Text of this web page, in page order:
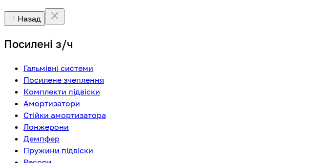
Назад
Посилені з/ч
Гальмівні системи
Посилене зчеплення
Комплекти підвіски
Амортизатори
Стійки амортизатора
Лонжерони
Демпфер
Пружини підвіски